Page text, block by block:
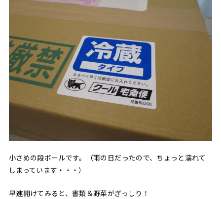
小さめの段ボールです。（雨の日だったので、ちょっと濡れて
しまっています・・・）
早速開けてみると、書類＆野菜がぎっしり！